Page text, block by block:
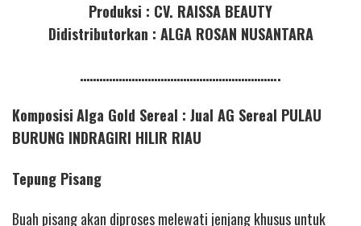
Produksi : CV. RAISSA BEAUTY
Didistributorkan : ALGA ROSAN NUSANTARA
……………………………………………………..
KomposisiAlga Gold Sereal : Jual AG Sereal PULAU
BURUNG INDRAGIRI HILIR RIAU
Tepung Pisang
Buah pisang akan diproses melewati jenjang khusus untuk